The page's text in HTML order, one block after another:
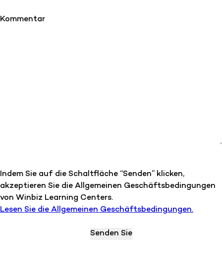
Kommentar
Indem Sie auf die Schaltfläche “Senden” klicken,
akzeptieren Sie die Allgemeinen Geschäftsbedingungen
von Winbiz Learning Centers.
Lesen Sie die Allgemeinen Geschäftsbedingungen.